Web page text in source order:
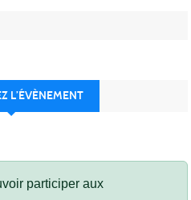
L’ÉVÈNEMENT
participer aux